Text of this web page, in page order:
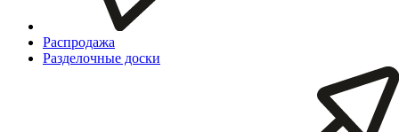
Распродажа
Разделочные доски